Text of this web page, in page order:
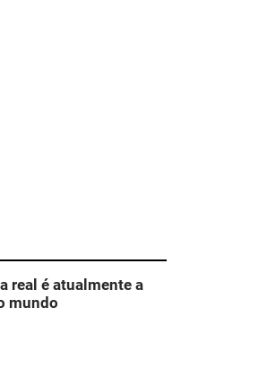
real é atualmente a
mundo